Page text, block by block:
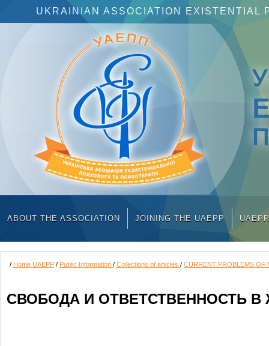
UKRAINIAN ASSOCIATION EXISTENTIAL
ABOUT THE ASSOCIATION JOINING THE UAEPP
/ Home UAEPP / Public Information / Collections of articles / CURRENT PROBLEMS OF
СВОБОДА И ОТВЕТСТВЕННОСТЬ В